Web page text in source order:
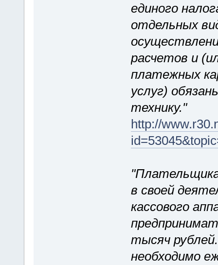
единого
отдельных
расчетов и
платежных
услуг)
технику."
http://
в своей
кассового
тысяч
необходимо